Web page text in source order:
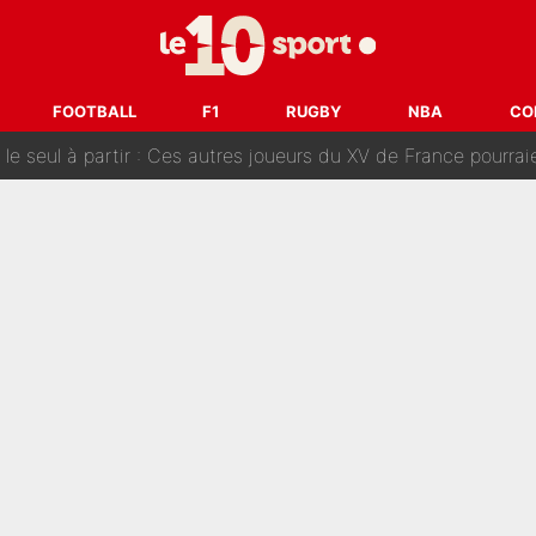
FOOTBALL F1 RUGBY NBA
: Les révélations de la famille Zidane sur sa prise de
les recrues espérées par Bruno Genesio et Grégory
: Ces autres joueurs du XV de France pourraient aussi quitter le Stade